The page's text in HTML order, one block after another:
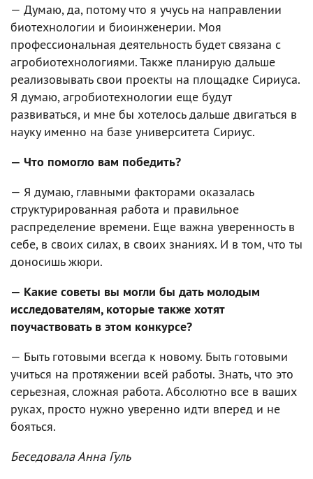
— Думаю, да, потому что я учусь на направлении
биотехнологии и биоинженерии. Моя
профессиональная деятельность будет связана с
агробиотехнологиями. Также планирую дальше
реализовывать свои проекты на площадке Сириуса.
Я думаю, агробиотехнологии еще будут
развиваться, и мне бы хотелось дальше двигаться в
науку именно на базе университета Сириус.
— Что помогло вам победить?
— Я думаю, главными факторами оказалась
структурированная работа и правильное
распределение времени. Еще важна уверенность в
себе, в своих силах, в своих знаниях. И в том, что ты
доносишь жюри.
— Какие советы вы могли бы дать молодым
исследователям, которые также хотят
поучаствовать в этом конкурсе?
— Быть готовыми всегда к новому. Быть готовыми
учиться на протяжении всей работы. Знать, что это
серьезная, сложная работа. Абсолютно все в ваших
руках, просто нужно уверенно идти вперед и не
бояться.
Беседовала Анна Гуль